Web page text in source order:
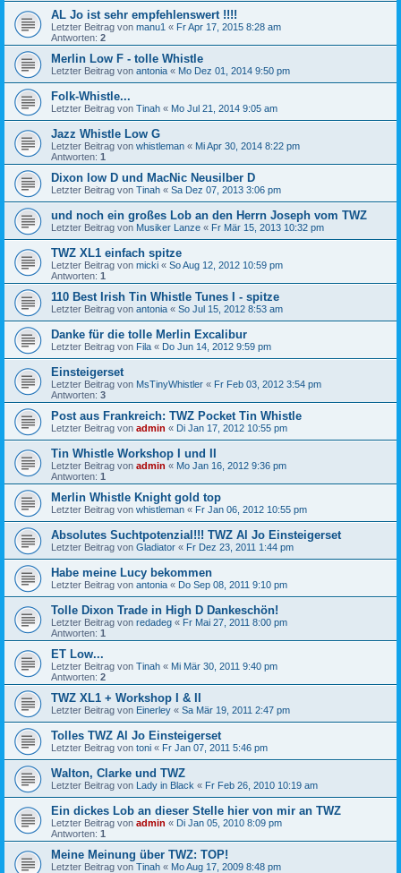
AL Jo ist sehr empfehlenswert !!!!
Letzter Beitrag von manu1 « Fr Apr 17, 2015 8:28 am
Antworten: 2
Merlin Low F - tolle Whistle
Letzter Beitrag von antonia « Mo Dez 01, 2014 9:50 pm
Folk-Whistle...
Letzter Beitrag von Tinah « Mo Jul 21, 2014 9:05 am
Jazz Whistle Low G
Letzter Beitrag von whistleman « Mi Apr 30, 2014 8:22 pm
Antworten: 1
Dixon low D und MacNic Neusilber D
Letzter Beitrag von Tinah « Sa Dez 07, 2013 3:06 pm
und noch ein großes Lob an den Herrn Joseph vom TWZ
Letzter Beitrag von Musiker Lanze « Fr Mär 15, 2013 10:32 pm
TWZ XL1 einfach spitze
Letzter Beitrag von micki « So Aug 12, 2012 10:59 pm
Antworten: 1
110 Best Irish Tin Whistle Tunes I - spitze
Letzter Beitrag von antonia « So Jul 15, 2012 8:53 am
Danke für die tolle Merlin Excalibur
Letzter Beitrag von Fila « Do Jun 14, 2012 9:59 pm
Einsteigerset
Letzter Beitrag von MsTinyWhistler « Fr Feb 03, 2012 3:54 pm
Antworten: 3
Post aus Frankreich: TWZ Pocket Tin Whistle
Letzter Beitrag von admin « Di Jan 17, 2012 10:55 pm
Tin Whistle Workshop I und II
Letzter Beitrag von admin « Mo Jan 16, 2012 9:36 pm
Antworten: 1
Merlin Whistle Knight gold top
Letzter Beitrag von whistleman « Fr Jan 06, 2012 10:55 pm
Absolutes Suchtpotenzial!!! TWZ Al Jo Einsteigerset
Letzter Beitrag von Gladiator « Fr Dez 23, 2011 1:44 pm
Habe meine Lucy bekommen
Letzter Beitrag von antonia « Do Sep 08, 2011 9:10 pm
Tolle Dixon Trade in High D Dankeschön!
Letzter Beitrag von redadeg « Fr Mai 27, 2011 8:00 pm
Antworten: 1
ET Low...
Letzter Beitrag von Tinah « Mi Mär 30, 2011 9:40 pm
Antworten: 2
TWZ XL1 + Workshop I & II
Letzter Beitrag von Einerley « Sa Mär 19, 2011 2:47 pm
Tolles TWZ Al Jo Einsteigerset
Letzter Beitrag von toni « Fr Jan 07, 2011 5:46 pm
Walton, Clarke und TWZ
Letzter Beitrag von Lady in Black « Fr Feb 26, 2010 10:19 am
Ein dickes Lob an dieser Stelle hier von mir an TWZ
Letzter Beitrag von admin « Di Jan 05, 2010 8:09 pm
Antworten: 1
Meine Meinung über TWZ: TOP!
Letzter Beitrag von Tinah « Mo Aug 17, 2009 8:48 pm